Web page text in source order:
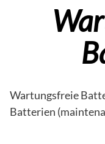
Wartungsfreie
Batterien